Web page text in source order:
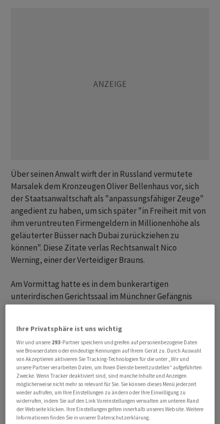
Über seinen Anwalt wirft der in Russland vermutete
Marsalek dem Kronzeugen Oliver Bellenhaus vor, sich
der Staatsanwaltschaft als "anpassungsfähiger Zeuge"
angedient zu haben, um sich später "in Freiheit mit von
ihm veruntreuten Firmengeldern in Millionenhöhe als
geläuterter Büsser nach Dubai zurückziehen zu
können". Diese Zitate verlas Rechtsanwalt Nico
Werning, einer der Verteidiger Brauns.
Am Vormittag hatte es in dem bunkerartigen
unterirdischen Gerichtssaal im Münchner Gefängnis
fragte Brauns verärgerter Verteidiger Alfred Dierlamm
in Richtung Richterbank.
Wie den im Gerichtssaal verlesenen Zitaten weiter zu
entnehmen war, widerspricht Marsalek nicht nur
Aussagen des Kronzeugen, sondern auch der
Einschätzung des Insolvenzverwalters, dass ein
Grossteil der Wirecard-Geschäfte erfunden gewesen sei.
Ihre Privatsphäre ist uns wichtig
Wir und unsere 293-Partner speichern und greifen auf personenbezogene Daten
wie Browserdaten oder eindeutige Kennungen auf Ihrem Gerät zu. Durch Auswahl
von Akzeptieren aktivieren Sie Tracking-Technologien für die unter „Wir und
unsere Partner verarbeiten Daten, um Ihnen Dienste bereitzustellen“ aufgeführten
Zwecke. Wenn Tracker deaktiviert sind, sind manche Inhalte und Anzeigen
möglicherweise nicht mehr so relevant für Sie. Sie können dieses Menü jederzeit
wieder aufrufen, um Ihre Einstellungen zu ändern oder Ihre Einwilligung zu
widerrufen, indem Sie auf den Link Voreinstellungen verwalten am unteren Rand
der Webseite klicken. Ihre Einstellungen gelten innerhalb unseres Website. Weitere
Informationen finden Sie in unserer Datenschutzerklärung.